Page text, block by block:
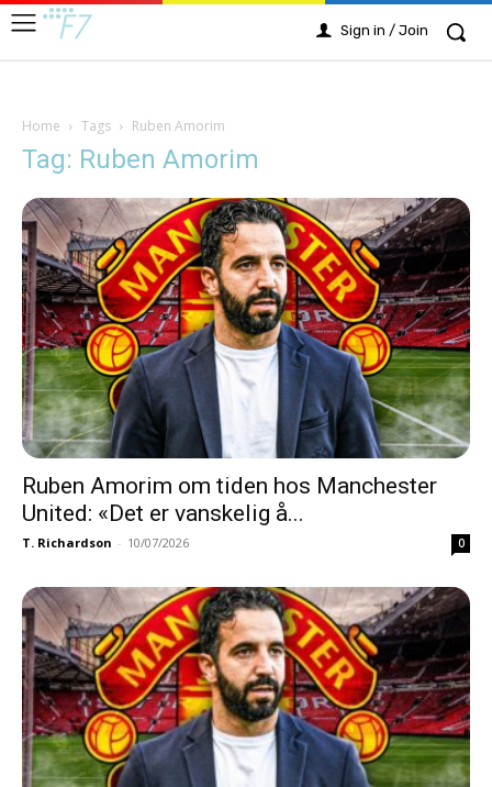
Sign in / Join
Home Tags Ruben Amorim
Tag: Ruben Amorim
Ruben Amorim om tiden hos Manchester
United: «Det er vanskelig å...
T. Richardson - 10/07/2026 0